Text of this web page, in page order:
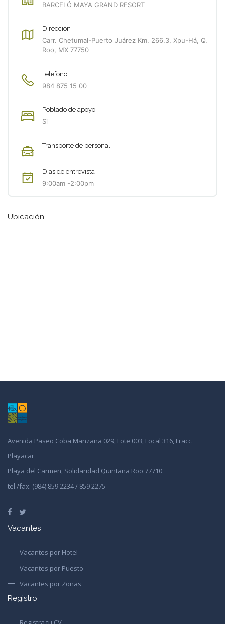
BARCELÓ MAYA GRAND RESORT
Dirección
Carr. Chetumal-Puerto Juárez Km. 266.3, Xpu-Há, Q.
Roo, MX 77750
Telefono
984 875 15 00
Poblado de apoyo
Si
Transporte de personal
Dias de entrevista
9:00am -2:00pm
Ubicación
Avenida Paseo Coba Manzana 029, Lote 003, Local 316, Fracc.
Playacar
Playa del Carmen, Solidaridad Quintana Roo 77710
tel./fax. (984) 859 2234 / 859 2275
Vacantes
Vacantes por Hotel
Vacantes por Puesto
Vacantes por Zonas
Registro